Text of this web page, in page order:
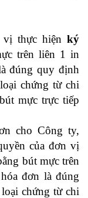
vị thực hiện ký
trên liên 1 in
đúng quy định
chứng từ chi
mực trực tiếp
cho Công ty,
của đơn vị
bút mực trên
đơn là đúng
chứng từ chi